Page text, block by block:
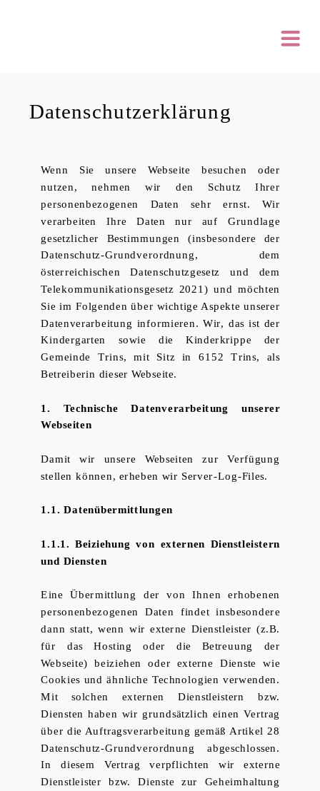
Datenschutzerklärung
Wenn Sie unsere Webseite besuchen oder
nutzen, nehmen wir den Schutz Ihrer
personenbezogenen Daten sehr ernst. Wir
verarbeiten Ihre Daten nur auf Grundlage
gesetzlicher Bestimmungen (insbesondere der
Datenschutz-Grundverordnung, dem
österreichischen Datenschutzgesetz und dem
Telekommunikationsgesetz 2021) und möchten
Sie im Folgenden über wichtige Aspekte unserer
Datenverarbeitung informieren. Wir, das ist der
Kindergarten sowie die Kinderkrippe der
Gemeinde Trins, mit Sitz in 6152 Trins, als
Betreiberin dieser Webseite.
1. Technische Datenverarbeitung unserer
Webseiten
Damit wir unsere Webseiten zur Verfügung
stellen können, erheben wir Server-Log-Files.
1.1. Datenübermittlungen
1.1.1. Beiziehung von externen Dienstleistern
und Diensten
Eine Übermittlung der von Ihnen erhobenen
personenbezogenen Daten findet insbesondere
dann statt, wenn wir externe Dienstleister (z.B.
für das Hosting oder die Betreuung der
Webseite) beiziehen oder externe Dienste wie
Cookies und ähnliche Technologien verwenden.
Mit solchen externen Dienstleistern bzw.
Diensten haben wir grundsätzlich einen Vertrag
über die Auftragsverarbeitung gemäß Artikel 28
Datenschutz-Grundverordnung abgeschlossen.
In diesem Vertrag verpflichten wir externe
Dienstleister bzw. Dienste zur Geheimhaltung